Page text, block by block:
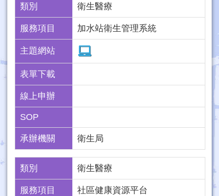
類別 衛生醫療
服務項目 加水站衛生管理系統
主題網站
表單下載
線上申辦
SOP
承辦機關 衛生局
類別 衛生醫療
服務項目 社區健康資源平台